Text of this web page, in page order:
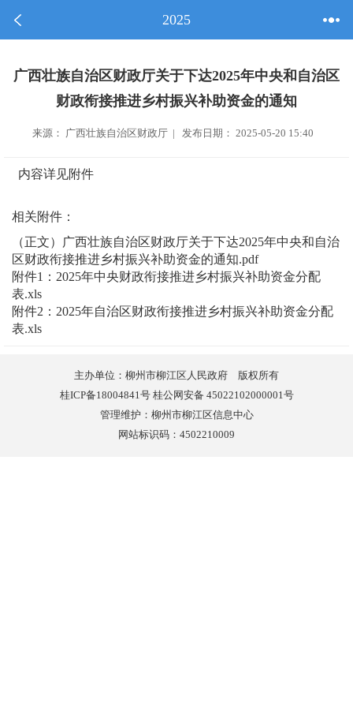
2025
广西壮族自治区财政厅关于下达2025年中央和自治区
财政衔接推进乡村振兴补助资金的通知
来源： 广西壮族自治区财政厅 | 发布日期： 2025-05-20 15:40
内容详见附件
相关附件：
（正文）广西壮族自治区财政厅关于下达2025年中央和自治
区财政衔接推进乡村振兴补助资金的通知.pdf
附件1：2025年中央财政衔接推进乡村振兴补助资金分配
表.xls
附件2：2025年自治区财政衔接推进乡村振兴补助资金分配
表.xls
主办单位：柳州市柳江区人民政府 版权所有
桂ICP备18004841号 桂公网安备 45022102000001号
管理维护：柳州市柳江区信息中心
网站标识码：4502210009